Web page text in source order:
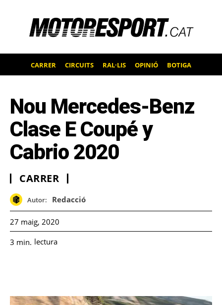
CARRER CIRCUITS RAL·LIS OPINIÓ BOTIGA
Nou Mercedes-Benz
Clase E Coupé y
Cabrio 2020
CARRER
Autor: Redacció
27 maig, 2020
3 min. lectura